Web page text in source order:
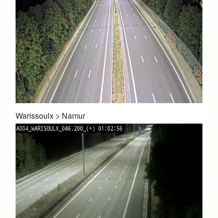
Warissoulx > Namur